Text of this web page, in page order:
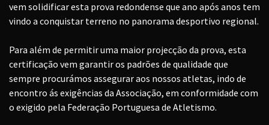
vem solidificar esta prova redondense que ano após anos tem
vindo a conquistar terreno no panorama desportivo regional.
Para além de permitir uma maior projecção da prova, esta
certificação vem garantir os padrões de qualidade que
sempre procurámos assegurar aos nossos atletas, indo de
encontro ás exigências da Associação, em conformidade com
o exigido pela Federação Portuguesa de Atletismo.